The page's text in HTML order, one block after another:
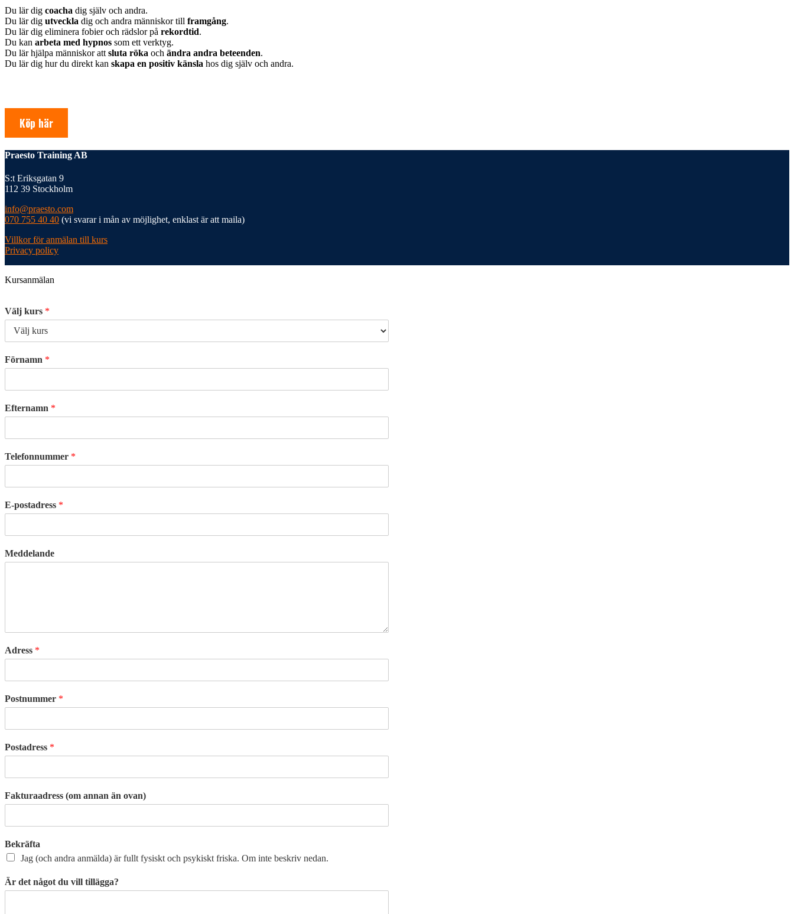
Du lär dig coacha dig själv och andra.
Du lär dig utveckla dig och andra människor till framgång.
Du lär dig eliminera fobier och rädslor på rekordtid.
Du kan arbeta med hypnos som ett verktyg.
Du lär hjälpa människor att sluta röka och ändra andra beteenden.
Du lär dig hur du direkt kan skapa en positiv känsla hos dig själv och andra.
Köp här
Praesto Training AB
S:t Eriksgatan 9
112 39 Stockholm
info@praesto.com
070 755 40 40 (vi svarar i mån av möjlighet, enklast är att maila)
Villkor för anmälan till kurs
Privacy policy
Kursanmälan
Välj kurs *
Förnamn *
Efternamn *
Telefonnummer *
E-postadress *
Meddelande
Adress *
Postnummer *
Postadress *
Fakturaadress (om annan än ovan)
Bekräfta
Jag (och andra anmälda) är fullt fysiskt och psykiskt friska. Om inte beskriv nedan.
Är det något du vill tillägga?